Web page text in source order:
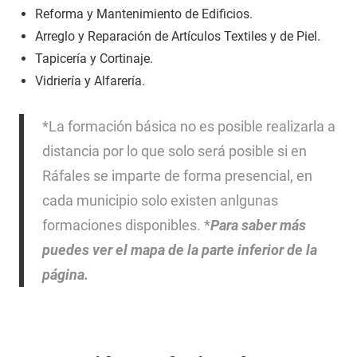
Reforma y Mantenimiento de Edificios.
Arreglo y Reparación de Artículos Textiles y de Piel.
Tapicería y Cortinaje.
Vidriería y Alfarería.
*La formación básica no es posible realizarla a
distancia por lo que solo será posible si en
Ráfales se imparte de forma presencial, en
cada municipio solo existen anlgunas
formaciones disponibles. *Para saber más
puedes ver el mapa de la parte inferior de la
página.